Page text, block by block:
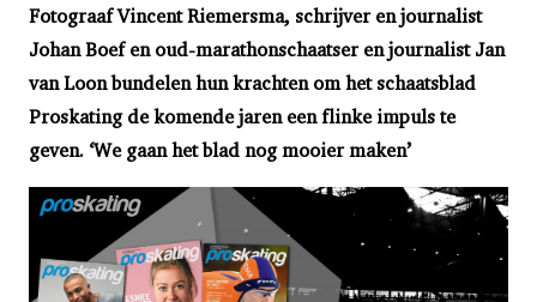
Fotograaf Vincent Riemersma, schrijver en journalist
Johan Boef en oud-marathonschaatser en journalist Jan
van Loon bundelen hun krachten om het schaatsblad
Proskating de komende jaren een flinke impuls te
geven. ‘We gaan het blad nog mooier maken’